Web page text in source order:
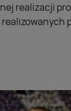
realizacji